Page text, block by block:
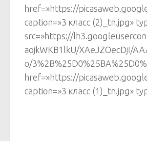
href=»https://
caption=»3 класс (2)_tn.jpg»
src=»https://
aojkWKB1lkU/XAeJZOecDjI/
o/
href=»https://
caption=»3 класс (1)_tn.jpg»